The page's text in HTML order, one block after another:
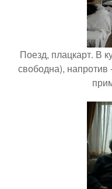
Поезд, плацкарт. В
свободна), напротив